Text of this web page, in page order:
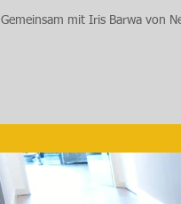
Gemeinsam mit Iris Barwa von